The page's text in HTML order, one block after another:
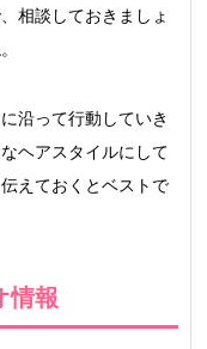
相談しておきましょ
沿って行動していき
ヘアスタイルにして
えておくとベストで
情報